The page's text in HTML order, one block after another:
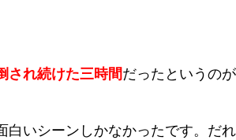
され続けた三時間だったというの
白いシーンしかなかったです。だ